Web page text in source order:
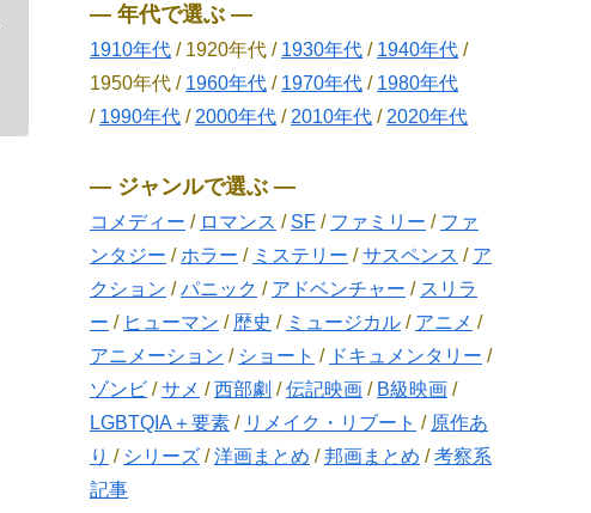
― 年代で選ぶ ―
1910年代 / 1920年代 / 1930年代 / 1940年代 /
1950年代 / 1960年代 / 1970年代 / 1980年代
/ 1990年代 / 2000年代 / 2010年代 / 2020年代
― ジャンルで選ぶ ―
コメディー / ロマンス / SF / ファミリー / ファ
ンタジー / ホラー / ミステリー /サスペンス / ア
クション /パニック / アドベンチャー / スリラ
ー / ヒューマン / 歴史 / ミュージカル / アニメ /
アニメーション / ショート / ドキュメンタリー /
ゾンビ /サメ /西部劇 /伝記映画 / B級映画 /
LGBTQIA＋要素 / リメイク・リブート / 原作あ
り / シリーズ /洋画まとめ /邦画まとめ /考察系
記事